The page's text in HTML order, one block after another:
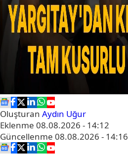
Oluşturan Aydın Uğur
Eklenme 08.08.2026 - 14:12
Güncellenme 08.08.2026 - 14:16